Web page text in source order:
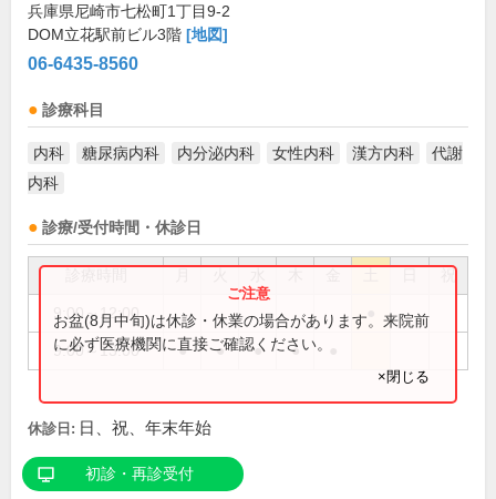
兵庫県尼崎市七松町1丁目9-2
DOM立花駅前ビル3階 [地図]
06-6435-8560
診療科目
内科 糖尿病内科 内分泌内科 女性内科 漢方内科
代謝
内科
診療/受付時間・休診日
祝
9:00～12:00
9:00～13:00 ● ● ● ●
お盆(8月中旬)は休診・休業の場合があります。来院前
に必ず医療機関に直接ご確認ください。
×閉じる
休診日: 日、祝、年末年始
初診・再診受付